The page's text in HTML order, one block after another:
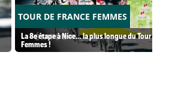
TOUR DE FRANCE FEMMES
La 8e étape à Nice… la plus longue du Tour
Femmes !